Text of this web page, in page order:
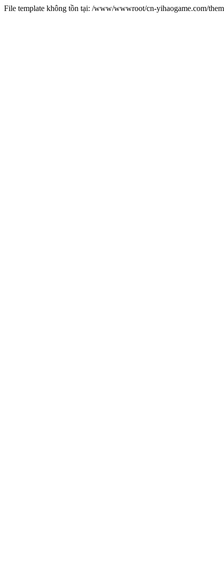
File template không tồn tại: /www/wwwroot/cn-yihaogame.com/